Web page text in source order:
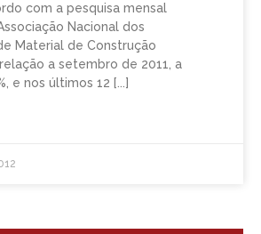
com a pesquisa mensal
Nacional dos
Material de Construção
a setembro de 2011, a
e nos últimos 12